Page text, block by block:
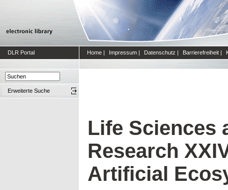
DLR Portal Home | Impressum | Datenschutz | Barrierefreiheit |
Erweiterte Suche
Life Sciences
Research
Artificial